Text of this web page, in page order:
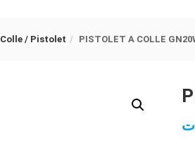
Colle / Pistolet PISTOLET A COLLE